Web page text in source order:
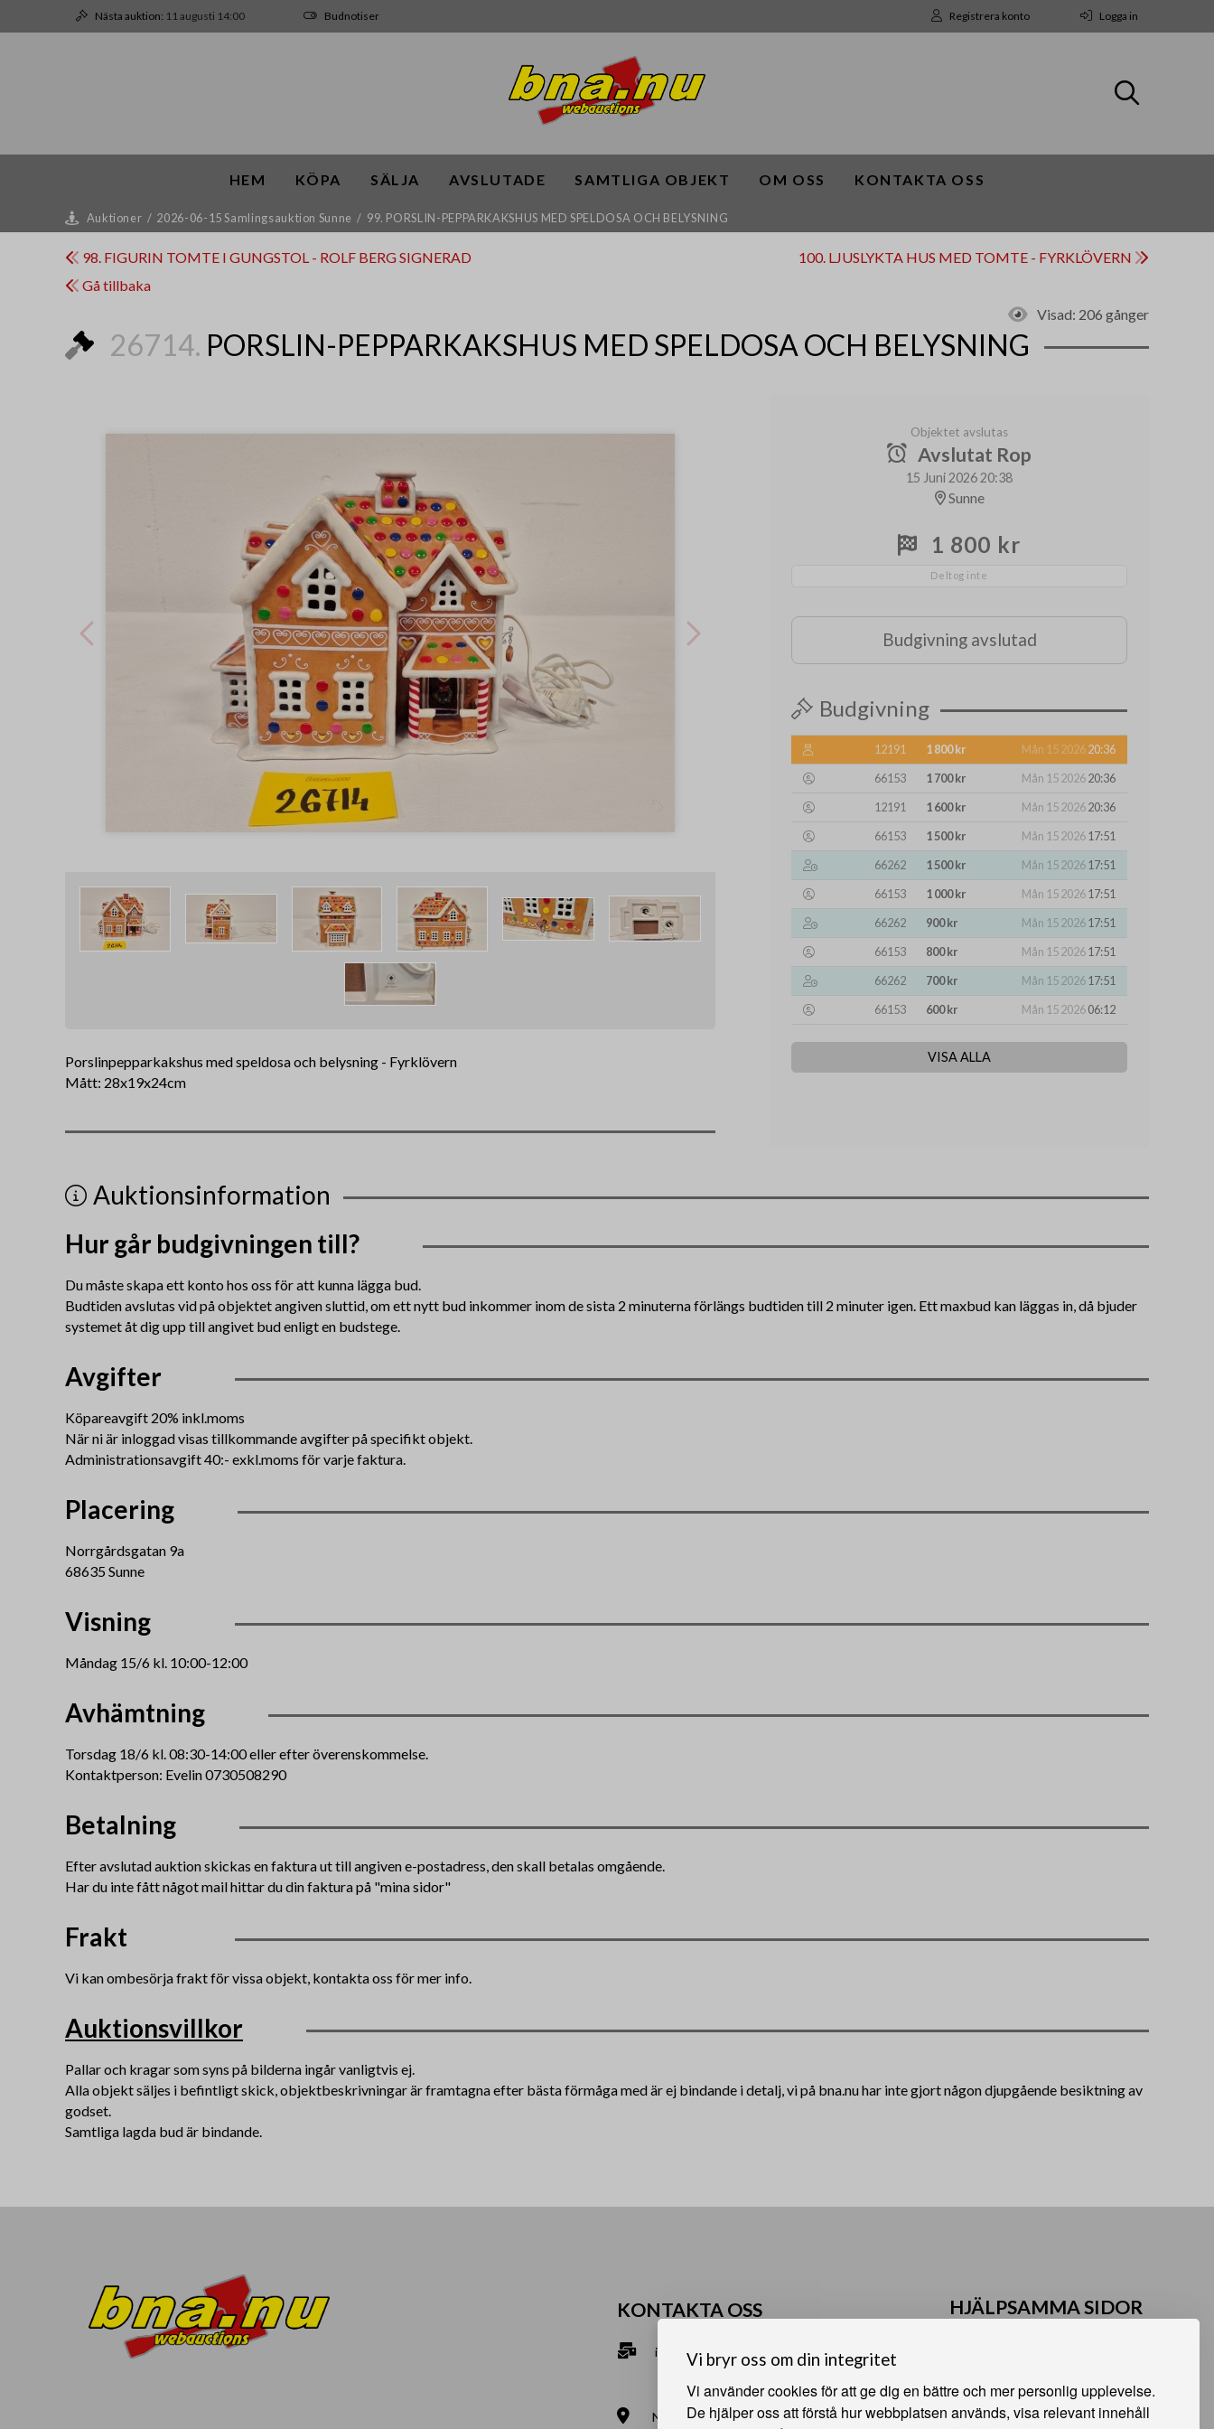
Vi bryr oss om din integritet
Vi använder cookies för att ge dig en bättre och mer personlig upplevelse.
De hjälper oss att förstå hur webbplatsen används, visa relevant innehåll
Nästa auktion: 11 augusti 14:00 Budnotiser Registrera konto Logga in
HEM KÖPA SÄLJA AVSLUTADE SAMTLIGA OBJEKT OM OSS KONTAKTA OSS
Auktioner / 2026-06-15 Samlingsauktion Sunne / 99. PORSLIN-PEPPARKAKSHUS MED SPELDOSA OCH BELYSNING
98. FIGURIN TOMTE I GUNGSTOL - ROLF BERG SIGNERAD
100. LJUSLYKTA HUS MED TOMTE - FYRKLÖVERN
Gå tillbaka
Visad: 206 gånger
26714. PORSLIN-PEPPARKAKSHUS MED SPELDOSA OCH BELYSNING
Porslinpepparkakshus med speldosa och belysning - Fyrklövern
Mått: 28x19x24cm
Objektet avslutas
Avslutat Rop
15 Juni 2026 20:38
Sunne
1 800 kr
Deltog inte
Budgivning avslutad
Budgivning
12191 1 800 kr Mån 15 202620:36
66153
1 700 kr Mån 15 202620:36
12191
1 600 kr Mån 15 202620:36
66153
1 500 kr Mån 15 202617:51
66262
1 500 kr Mån 15 202617:51
66153
1 000 kr Mån 15 202617:51
66262
900 kr Mån 15 202617:51
66153
800 kr Mån 15 202617:51
66262
700 kr Mån 15 202617:51
66153
600 kr Mån 15 202606:12
VISA ALLA
Auktionsinformation
Hur går budgivningen till?
Du måste skapa ett konto hos oss för att kunna lägga bud.
Budtiden avslutas vid på objektet angiven sluttid, om ett nytt bud inkommer inom de sista 2 minuterna förlängs budtiden till 2 minuter igen. Ett maxbud kan läggas in, då bjuder
systemet åt dig upp till angivet bud enligt en budstege.
Avgifter
Köpareavgift 20% inkl.moms
När ni är inloggad visas tillkommande avgifter på specifikt objekt.
Administrationsavgift 40:- exkl.moms för varje faktura.
Placering
Norrgårdsgatan 9a
68635 Sunne
Visning
Måndag 15/6 kl. 10:00-12:00
Avhämtning
Torsdag 18/6 kl. 08:30-14:00 eller efter överenskommelse.
Kontaktperson: Evelin 0730508290
Betalning
Efter avslutad auktion skickas en faktura ut till angiven e-postadress, den skall betalas omgående.
Har du inte fått något mail hittar du din faktura på "mina sidor"
Frakt
Vi kan ombesörja frakt för vissa objekt, kontakta oss för mer info.
Auktionsvillkor
Pallar och kragar som syns på bilderna ingår vanligtvis ej.
Alla objekt säljes i befintligt skick, objektbeskrivningar är framtagna efter bästa förmåga med är ej bindande i detalj, vi på bna.nu har inte gjort någon djupgående besiktning av
godset.
Samtliga lagda bud är bindande.
KONTAKTA OSS
info@bna.nu
070-2813890
Norrgårdsgatan 9a, 686 35 Sunne
HJÄLPSAMMA SIDOR
Om oss
Våra auktioner